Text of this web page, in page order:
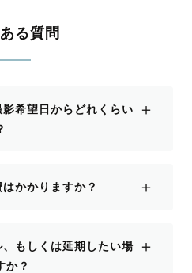
る質問
希望日からどれくらい
＋
かかりますか？ ＋
もしくは延期したい場
か？
＋